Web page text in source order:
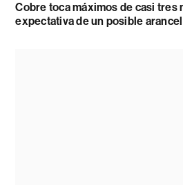
Cobre toca máximos de casi tres
expectativa de un posible